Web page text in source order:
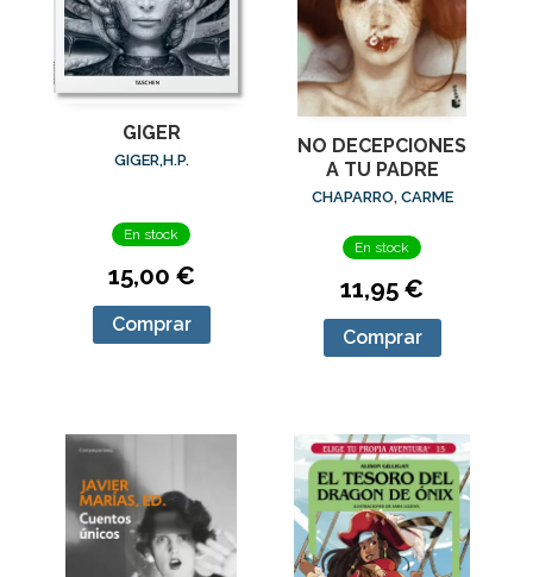
GIGER
GIGER,H.P.
En stock
15,00 €
Comprar
NO DECEPCIONES
A TU PADRE
CHAPARRO, CARME
En stock
11,95 €
Comprar